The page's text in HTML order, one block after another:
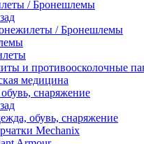
/ Бронешлемы
/ Бронешлемы
и противоосколочные
медицина
снаряжение
обувь, снаряжение
Mechanix